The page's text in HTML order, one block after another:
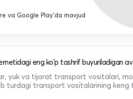
va Google Play'da mavjud
eng ko'p tashrif buyuriladigan
yuk va tijorat transport vositalari,
turdagi transport vositalarining